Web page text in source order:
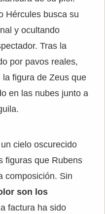
Hércules busca su
y ocultando
Tras la
por pavos reales,
figura de Zeus que
en las nubes junto a
cielo oscurecido
figuras que Rubens
composición. Sin
son los
factura ha sido